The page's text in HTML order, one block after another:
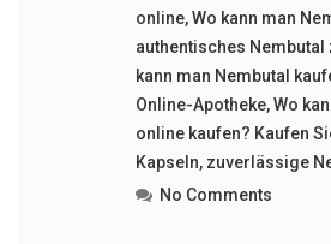
online,Wo kann man
authentisches Nembutal
kann man Nembutal
Online-Apotheke,Wo
online kaufen? Kaufen
Kapseln, zuverlässige
No Comments